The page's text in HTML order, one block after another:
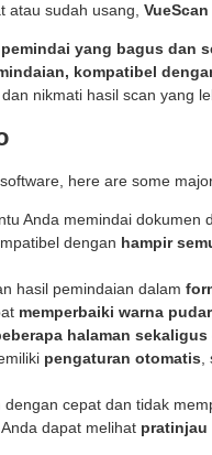
atau sudah usang, VueScan
yang bagus dan
kompatibel
nikmati hasil scan yang
here are some
Anda memindai dokumen
dengan hampir
hasil pemindaian dalam
memperbaiki warna pudar
halaman sekaligus
pengaturan otomatis
dengan cepat dan tidak
dapat melihat pratinjau